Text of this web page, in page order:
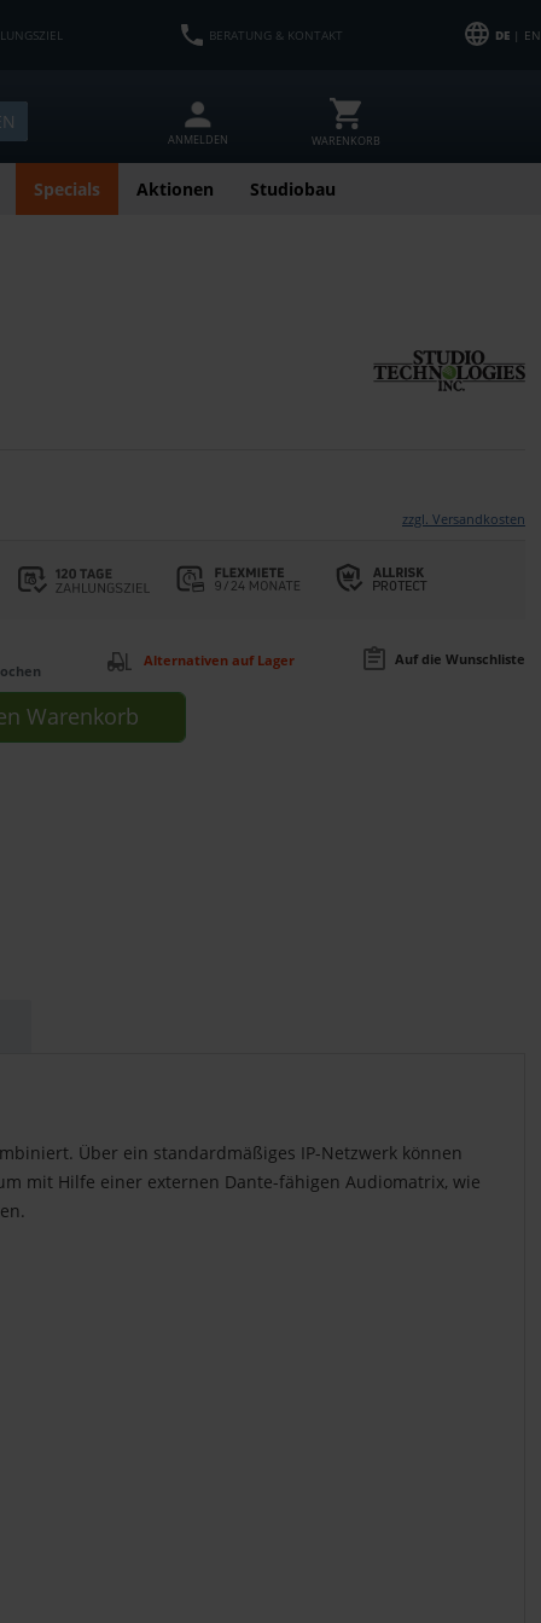
BERATUNG & KONTAKT DE| EN
ANMELDEN WARENKORB
Specials Aktionen Studiobau
zzgl. Versandkosten
Alternativen auf Lager Auf die Wunschliste
Warenkorb
Über ein standardmäßiges IP-Netzwerk können
mit Hilfe einer externen Dante-fähigen Audiomatrix, wie